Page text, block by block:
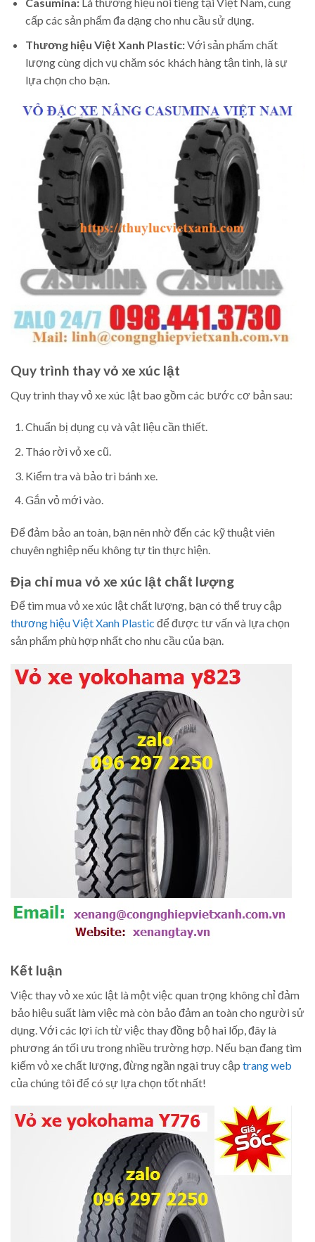
cấp các sản phẩm đa dạng cho nhu cầu sử dụng.
Thương hiệu Việt Xanh Plastic:Với sản phẩm chất
lượng cùng dịch vụ chăm sóc khách hàng tận tình, là sự
lựa chọn cho bạn.
Quy trình thay vỏ xe xúc lật
Quy trình thay vỏ xe xúc lật bao gồm các bước cơ bản sau:
Chuẩn bị dụng cụ và vật liệu cần thiết.
Tháo rời vỏ xe cũ.
Kiểm tra và bảo trì bánh xe.
Gắn vỏ mới vào.
Để đảm bảo an toàn, bạn nên nhờ đến các kỹ thuật viên
chuyên nghiệp nếu không tự tin thực hiện.
Địa chỉ mua vỏ xe xúc lật chất lượng
Để tìm mua vỏ xe xúc lật chất lượng, bạn có thể truy cập
thương hiệu Việt Xanh Plastic để được tư vấn và lựa chọn
sản phẩm phù hợp nhất cho nhu cầu của bạn.
Kết luận
Việc thay vỏ xe xúc lật là một việc quan trọng không chỉ đảm
bảo hiệu suất làm việc mà còn bảo đảm an toàn cho người sử
dụng. Với các lợi ích từ việc thay đồng bộ hai lốp, đây là
phương án tối ưu trong nhiều trường hợp. Nếu bạn đang tìm
kiếm vỏ xe chất lượng, đừng ngần ngại truy cập trang web
của chúng tôi để có sự lựa chọn tốt nhất!